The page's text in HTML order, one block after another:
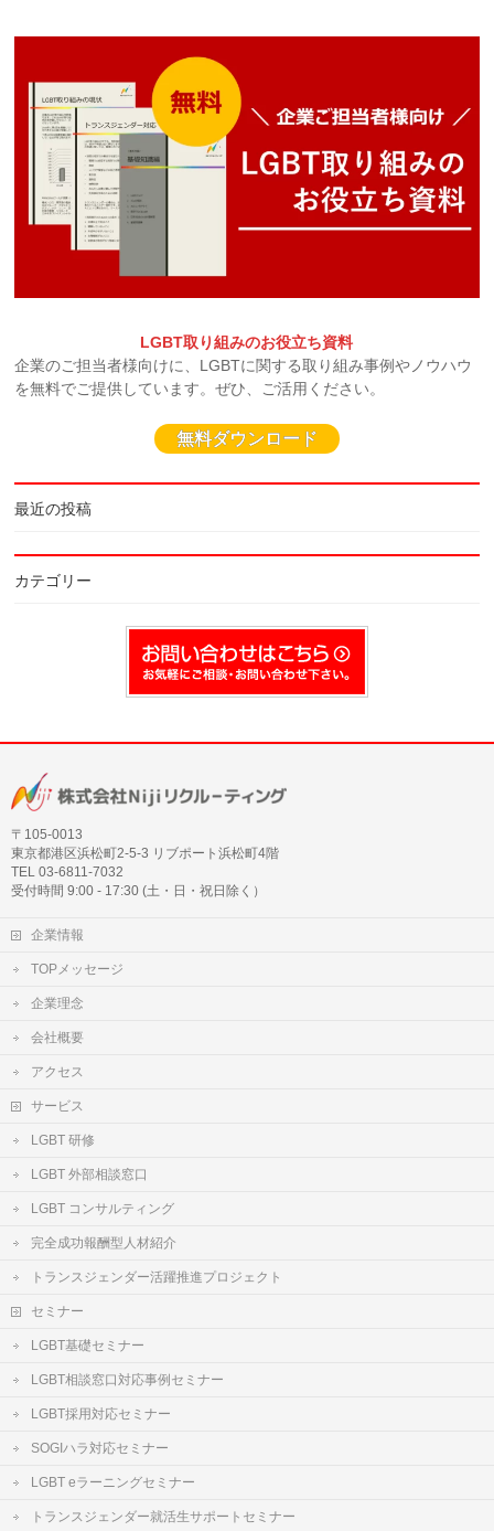
LGBT取り組みのお役立ち資料
企業のご担当者様向けに、LGBTに関する取り組み事例やノウハウ
を無料でご提供しています。ぜひ、ご活用ください。
無料ダウンロード
最近の投稿
カテゴリー
〒105‐0013
東京都港区浜松町2-5-3 リブポート浜松町4階
TEL 03-6811-7032
受付時間 9:00 - 17:30 (土・日・祝日除く）
企業情報
TOPメッセージ
企業理念
会社概要
アクセス
サービス
LGBT 研修
LGBT 外部相談窓口
LGBT コンサルティング
完全成功報酬型人材紹介
トランスジェンダー活躍推進プロジェクト
セミナー
LGBT基礎セミナー
LGBT相談窓口対応事例セミナー
LGBT採用対応セミナー
SOGIハラ対応セミナー
LGBT eラーニングセミナー
トランスジェンダー就活生サポートセミナー